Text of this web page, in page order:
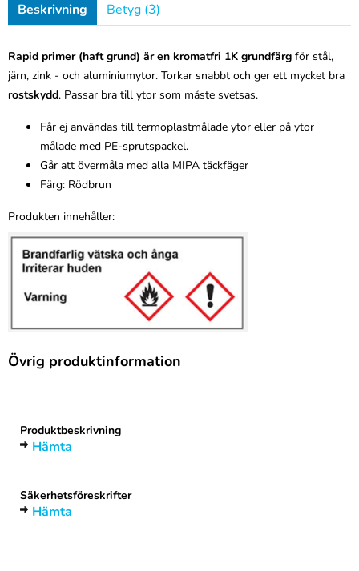
Beskrivning Betyg (3)
Rapid primer (haft grund) är en kromatfri 1K grundfärg för stål,
järn, zink - och aluminiumytor. Torkar snabbt och ger ett mycket bra
rostskydd. Passar bra till ytor som måste svetsas.
Får ej användas till termoplastmålade ytor eller på ytor
målade med PE-sprutspackel.
Går att övermåla med alla MIPA täckfäger
Färg: Rödbrun
Produkten innehåller:
Övrig produktinformation
Produktbeskrivning
Hämta
Säkerhetsföreskrifter
Hämta